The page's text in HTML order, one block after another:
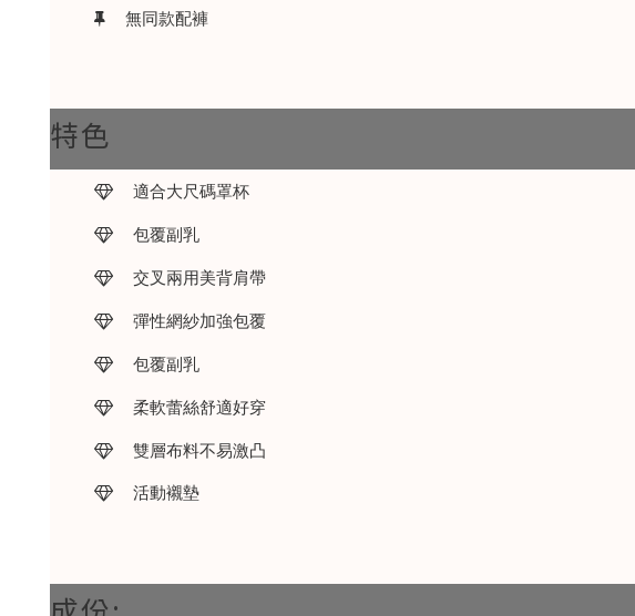
無同款配褲
特色
適合大尺碼罩杯
包覆副乳
交叉兩用美背肩帶
彈性網紗加強包覆
包覆副乳
柔軟蕾絲舒適好穿
雙層布料不易激凸
活動襯墊